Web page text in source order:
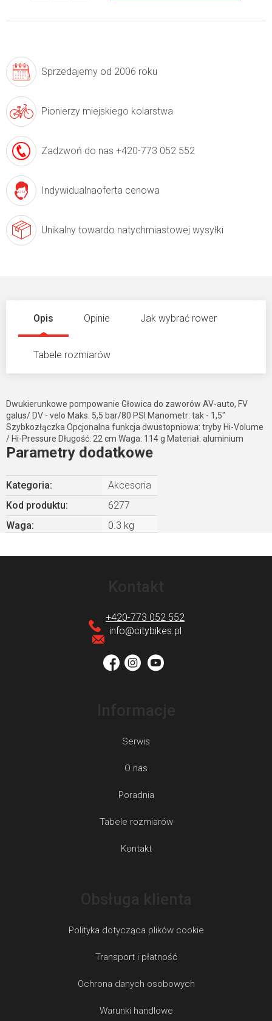
Sprzedajemy od 2006 roku
Pionierzy miejskiego kolarstwa
Zadzwoń do nas +420-773 052 552
Indywidualnaoferta cenowa
Unikalny towardo natychmiastowej wysyłki
Opis Opinie Jak wybrać rower
Tabele rozmiarów
Dwukierunkowe pompowanie Głowica do zaworów AV-auto, FV
galus/ DV - velo Maks. 5,5 bar/80 PSI Manometr: tak - 1,5"
Szybkozłączka Opcjonalna funkcja dwustopniowa: tryby Hi-Volume
/ Hi-Pressure Długość: 22 cm Waga: 114 g Materiał: aluminium
Parametry dodatkowe
Kategoria:
Akcesoria
Kod produktu:
6277
Waga: 0.3 kg
info@citybikes.pl
+420-773 052 552
Serwis
O nas
Poradnia
Tabele rozmiarów
Kontakt
Polityka dotycząca plików cookie
Transport i płatność
Ochrona danych osobowych
Warunki handlowe